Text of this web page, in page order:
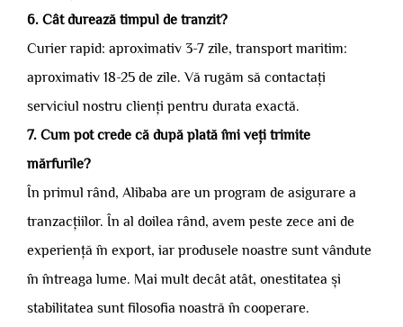
6. Cât durează timpul de tranzit?
Curier rapid: aproximativ 3-7 zile, transport maritim:
aproximativ 18-25 de zile. Vă rugăm să contactați
serviciul nostru clienți pentru durata exactă.
7. Cum pot crede că după plată îmi veți trimite
mărfurile?
În primul rând, Alibaba are un program de asigurare a
tranzacțiilor. În al doilea rând, avem peste zece ani de
experiență în export, iar produsele noastre sunt vândute
în întreaga lume. Mai mult decât atât, onestitatea și
stabilitatea sunt filosofia noastră în cooperare.